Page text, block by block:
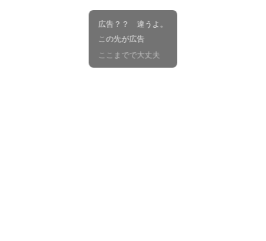
広告？？ 違うよ。
この先が広告
ここまでで大丈夫